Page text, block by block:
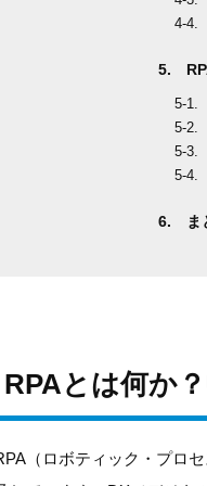
ま
RPAとは何か
（ロボティック・プロ